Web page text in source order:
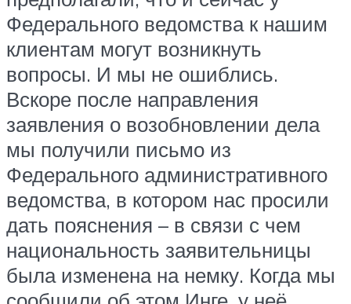
Федерального ведомства к нашим
клиентам могут возникнуть
вопросы. И мы не ошиблись.
Вскоре после направления
заявления о возобновлении дела
мы получили письмо из
Федерального административного
ведомства, в котором нас просили
дать пояснения – в связи с чем
национальность заявительницы
была изменена на немку. Когда мы